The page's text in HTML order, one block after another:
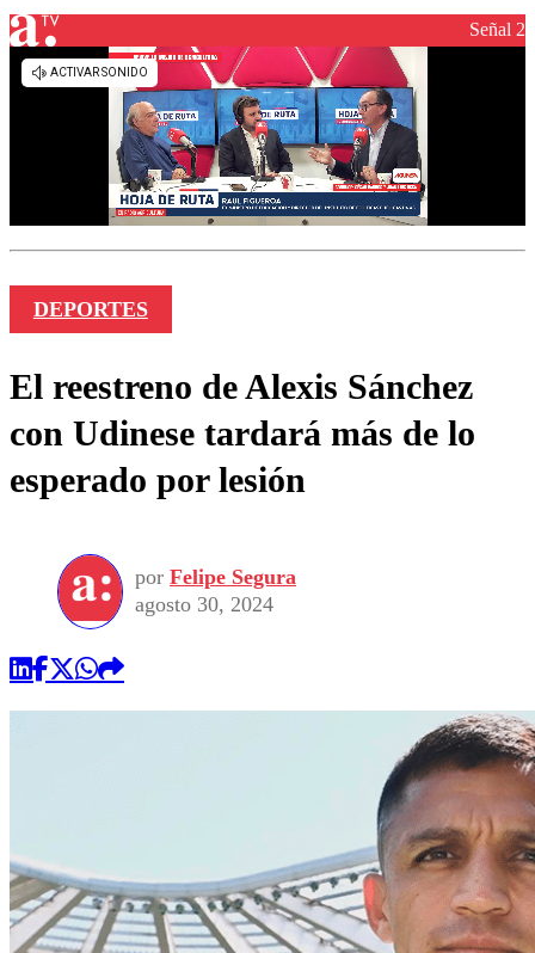
Señal 2
DEPORTES
El reestreno de Alexis Sánchez
con Udinese tardará más de lo
esperado por lesión
por Felipe Segura
agosto 30, 2024